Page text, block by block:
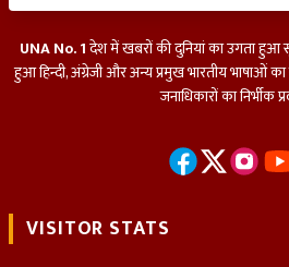
UNA No. 1देश में खबरों की दुनियां का उगता
हुआ हिन्दी, अंग्रेजी और अन्य प्रमुख भारतीय भाषाओं
जनाधिकारों का निर्भीक
VISITOR STATS